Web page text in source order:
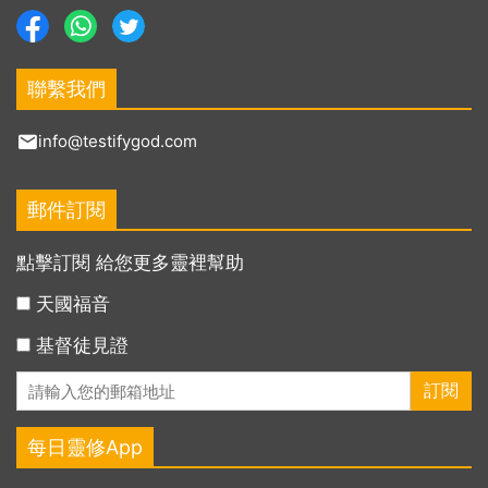
聯繫我們
info@testifygod.com
郵件訂閱
點擊訂閱 給您更多靈裡幫助
天國福音
基督徒見證
每日靈修App